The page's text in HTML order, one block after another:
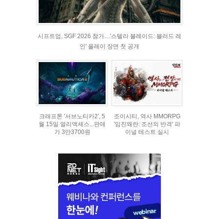
시프트업, SGF 2026 참가…'스텔라 블레이드: 블러드 레
인' 플레이 장면 첫 공개
크래프톤 '서브노티카2', 5
월 15일 얼리액세스...판매
가 3만3700원
조이시티, 역사 MMORPG
'임진왜란: 조선의 반격' 파
이널 테스트 실시